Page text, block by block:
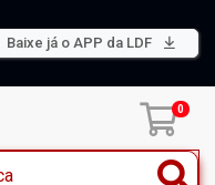
Baixe já o APP da LDF
0